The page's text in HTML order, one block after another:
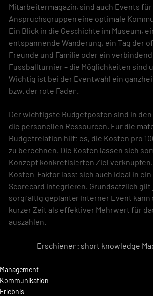
Mitarbeitermagazin, sind auch Events
Anspruchsgruppen eine optimale
Ein Blick in die Geschichte im Museum,
entspannende Wanderung, ein Tag der
Freunde und Familie oder ein
Fussballturnier – die Möglichkeiten sind
Wichtig ist bei der Eventwahl ein
bzw. der rote Faden.
Der wichtigste Budgetposten sind in den
die personellen Ressourcen. Für die
Budgetrelation hilft es, die Kosten pro
zu berechnen. Die Kosten lassen sich
Konzept konkretisierten Ziel
Kosten-Faktor lässt sich auch ideal in ein
Scorecard integrieren. Grundsätzlich gilt
sorgfältig geplanter interner Event kann
kurzer Zeit als effektiver Mehrwert für
auszahlen.
Erschienen: short knowledge
Management
Kommunikation
Erlebnis